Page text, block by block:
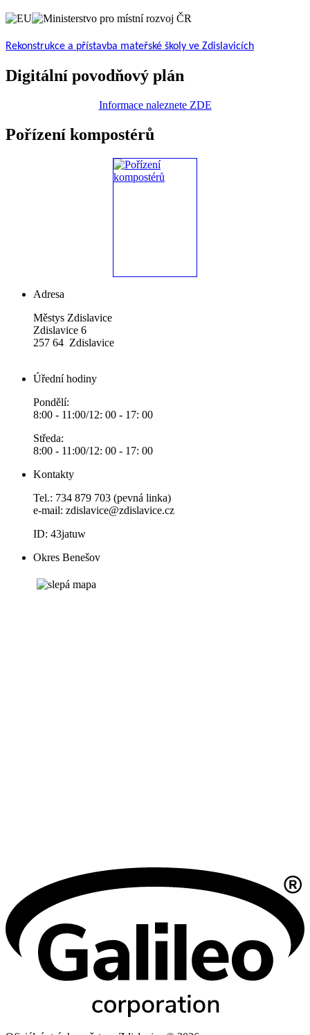
Rekonstrukce a přístavba mateřské školy ve Zdislavicích
Digitální povodňový plán
Informace naleznete ZDE
Pořízení kompostérů
Adresa
Městys Zdislavice
Zdislavice 6
257 64 Zdislavice
Úřední hodiny
Pondělí:
8:00 - 11:00/12: 00 - 17: 00
Středa:
8:00 - 11:00/12: 00 - 17: 00
Kontakty
Tel.: 734 879 703 (pevná linka)
e-mail: zdislavice@zdislavice.cz
ID: 43jatuw
Okres Benešov